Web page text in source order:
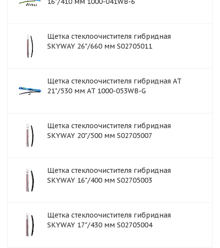
Щетка стеклоочистителя гибридная
SKYWAY 26"/660 мм S02705011
Щетка стеклоочистителя гибридная AT
21"/530 мм AT 1000-053WB-G
Щетка стеклоочистителя гибридная
SKYWAY 20"/500 мм S02705007
Щетка стеклоочистителя гибридная
SKYWAY 16"/400 мм S02705003
Щетка стеклоочистителя гибридная
SKYWAY 17"/430 мм S02705004